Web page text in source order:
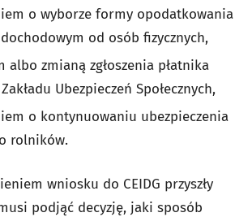
o wyborze formy opodatkowania
od osób fizycznych,
albo zmianą zgłoszenia płatnika
Ubezpieczeń Społecznych,
o kontynuowaniu ubezpieczenia
rolników.
wniosku do CEIDG przyszły
podjąć decyzję, jaki sposób